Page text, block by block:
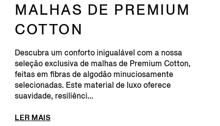
MALHAS DE PREMIUM
COTTON
Descubra um conforto inigualável com a nossa
seleção exclusiva de malhas de Premium Cotton,
feitas em fibras de algodão minuciosamente
selecionadas. Este material de luxo oferece
suavidade, resiliênci...
LER MAIS